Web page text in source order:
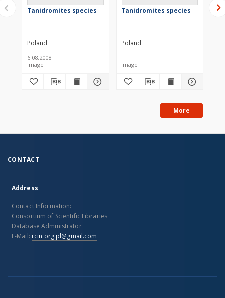
Tanidromites species
Poland
6.08.2008
Image
Tanidromites species
Poland
Image
More
CONTACT
Address
Contact Information:
Consortium of Scientific Libraries
Database Administrator
E-Mail: rcin.org.pl@gmail.com